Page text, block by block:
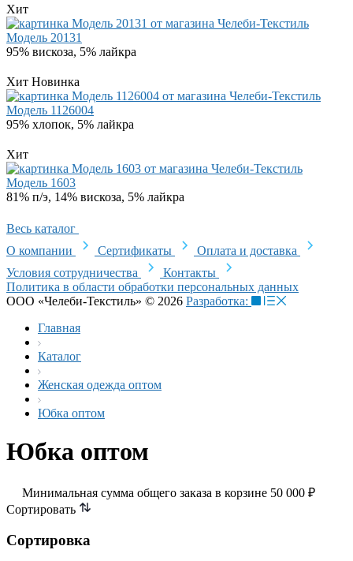
Хит
Модель 20131
95% вискоза, 5% лайкра
Хит Новинка
Модель 1126004
95% хлопок, 5% лайкра
Хит
Модель 1603
81% п/э, 14% вискоза, 5% лайкра
Весь каталог
О компании
Сертификаты
Оплата и доставка
Условия сотрудничества
Контакты
Политика в области обработки персональных данных
ООО «Челеби-Текстиль» © 2026 Разработка:
Главная
Каталог
Женская одежда оптом
Юбка оптом
Юбка оптом
Минимальная сумма общего заказа в корзине 50 000 ₽
Сортировать
Сортировка